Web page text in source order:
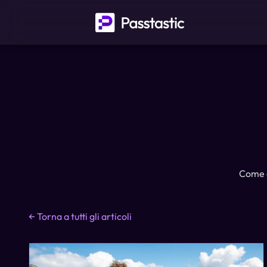
← Torna a tutti gli articoli